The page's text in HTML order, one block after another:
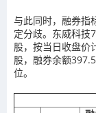
与此同时，融券指
定分歧。东威科技
股，按当日收盘价
股，融券余额
位。